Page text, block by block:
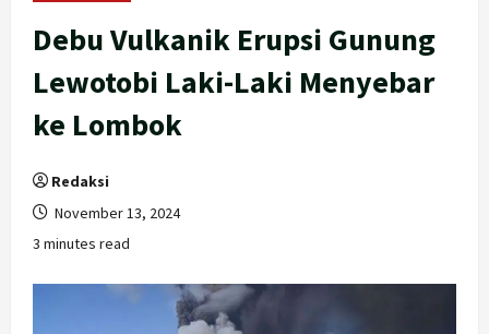
Debu Vulkanik Erupsi Gunung
Lewotobi Laki-Laki Menyebar
ke Lombok
Redaksi
November 13, 2024
3 minutes read